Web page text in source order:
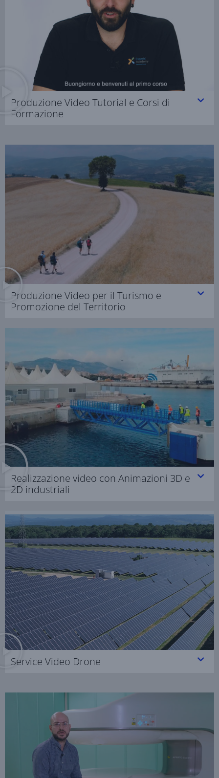
Produzione Video Tutorial e Corsi di
Formazione
Produzione Video per il Turismo e
Promozione del Territorio
Realizzazione video con Animazioni 3D e
2D industriali
Service Video Drone